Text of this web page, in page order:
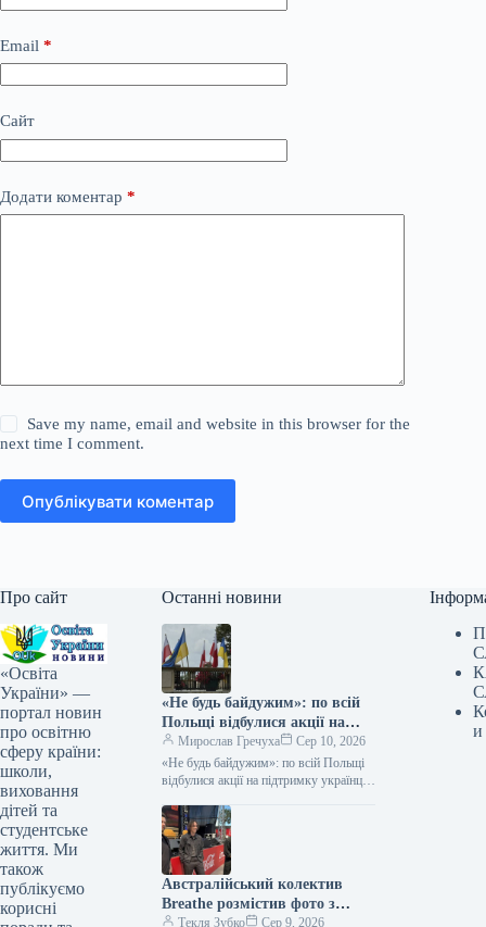
Email *
Сайт
Додати коментар *
Save my name, email and website in this browser for the
next time I comment.
Опублікувати коментар
Про сайт
«Освіта
України» —
портал новин
про освітню
сферу країни:
школи,
виховання
дітей та
студентське
життя. Ми
також
публікуємо
корисні
Останні новини
«Не будь байдужим»: по всій
Польщі відбулися акції на
підтримку українців
Мирослав Гречуха
Сер 10, 2026
«Не будь байдужим»: по всій Польщі
відбулися акції на підтримку українців
містах Польщі під гаслом…
Австралійський колектив
Breathe розмістив фото з
київського виступу на
Текля Зубко Сер 9, 2026
и